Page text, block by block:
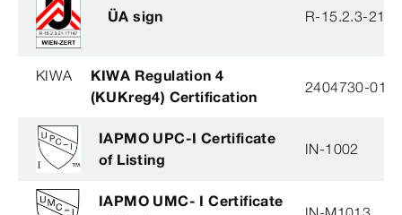
ÜA sign R-15.2.3-21-
KIWA
KIWA Regulation 4
(KUKreg4) Certification
2404730-01
IAPMO UPC-I Certificate
of Listing
IN-1002
IAPMO UMC- I Certificate